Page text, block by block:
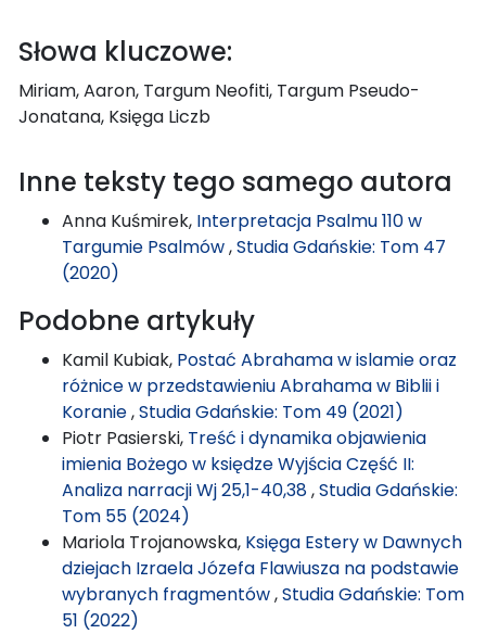
Słowa kluczowe:
Miriam, Aaron, Targum Neofiti, Targum Pseudo-
Jonatana, Księga Liczb
Inne teksty tego samego autora
Anna Kuśmirek, Interpretacja Psalmu 110 w
Targumie Psalmów,Studia Gdańskie: Tom 47
(2020)
Podobne artykuły
Kamil Kubiak, Postać Abrahama w islamie oraz
różnice w przedstawieniu Abrahama w Biblii i
Koranie,Studia Gdańskie: Tom 49 (2021)
Piotr Pasierski, Treść i dynamika objawienia
imienia Bożego w księdze Wyjścia Część II:
Analiza narracji Wj 25,1-40,38,Studia Gdańskie:
Tom 55 (2024)
Mariola Trojanowska, Księga Estery w Dawnych
dziejach Izraela Józefa Flawiusza na podstawie
wybranych fragmentów,Studia Gdańskie: Tom
51 (2022)